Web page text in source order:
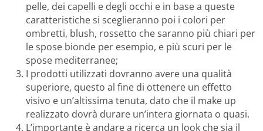
pelle, dei capelli e degli occhi e in base a queste
caratteristiche si sceglieranno poi i colori per
ombretti, blush, rossetto che saranno più chiari per
le spose bionde per esempio, e più scuri per le
spose mediterranee;
I prodotti utilizzati dovranno avere una qualità
superiore, questo al fine di ottenere un effetto
visivo e un’altissima tenuta, dato che il make up
realizzato dovrà durare un’intera giornata o quasi.
L’importante è andare a ricerca un look che sia il